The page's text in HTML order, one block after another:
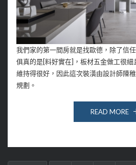
我們家的第一間房就是找歐德，除了信
俱真的是[料好實在]，板材五金做工很
維持得很好，因此這次裝潢由設計師陳
規劃。
READ MORE